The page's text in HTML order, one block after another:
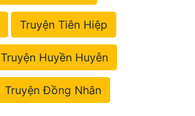
Truyện Tiên Hiệp
Truyện Huyền Huyễn
Truyện Đồng Nhân